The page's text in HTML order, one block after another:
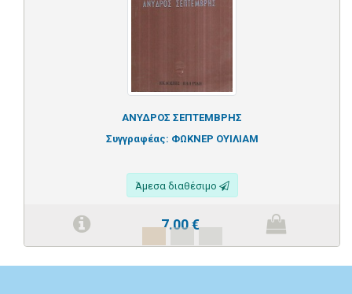
ΑΝΥΔΡΟΣ ΣΕΠΤΕΜΒΡΗΣ
Συγγραφέας: ΦΩΚΝΕΡ ΟΥΙΛΙΑΜ
Άμεσα διαθέσιμο
7.00€